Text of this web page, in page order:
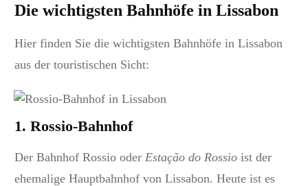
Die wichtigsten Bahnhöfe in Lissabon
Hier finden Sie die wichtigsten Bahnhöfe in Lissabon
aus der touristischen Sicht:
1. Rossio-Bahnhof
Der Bahnhof Rossio oder Estação do Rossio ist der
ehemalige Hauptbahnhof von Lissabon. Heute ist es